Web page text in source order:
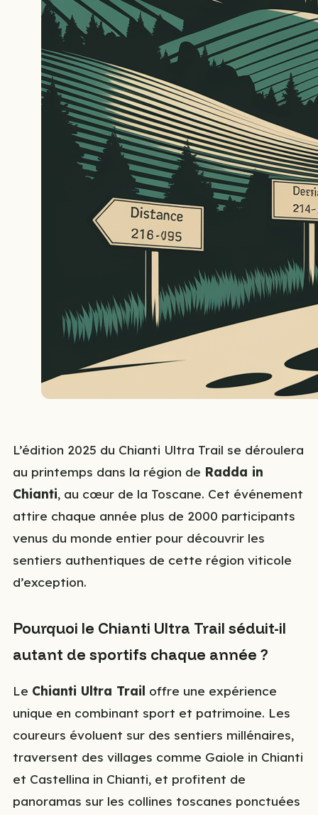
L’édition 2025 du Chianti Ultra Trail se déroulera
au printemps dans la région de Radda in
Chianti, au cœur de la Toscane. Cet événement
attire chaque année plus de 2000 participants
venus du monde entier pour découvrir les
sentiers authentiques de cette région viticole
d’exception.
Pourquoi le Chianti Ultra Trail séduit-il
autant de sportifs chaque année ?
Le Chianti Ultra Trail offre une expérience
unique en combinant sport et patrimoine. Les
coureurs évoluent sur des sentiers millénaires,
traversent des villages comme Gaiole in Chianti
et Castellina in Chianti, et profitent de
panoramas sur les collines toscanes ponctuées